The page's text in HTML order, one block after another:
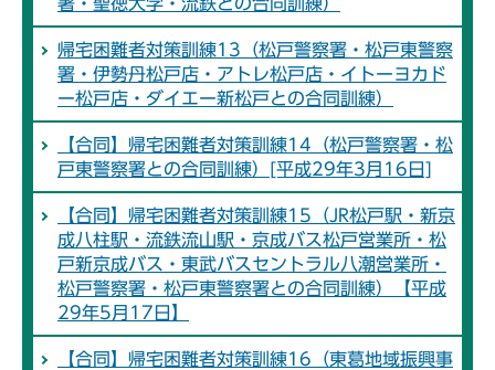
署・聖徳大学・流鉄との合同訓練）
帰宅困難者対策訓練13（松戸警察署・松戸東警察
署・伊勢丹松戸店・アトレ松戸店・イトーヨカド
ー松戸店・ダイエー新松戸との合同訓練）
【合同】帰宅困難者対策訓練14（松戸警察署・松
戸東警察署との合同訓練）[平成29年3月16日]
【合同】帰宅困難者対策訓練15（JR松戸駅・新京
成八柱駅・流鉄流山駅・京成バス松戸営業所・松
戸新京成バス・東武バスセントラル八潮営業所・
松戸警察署・松戸東警察署との合同訓練）【平成
29年5月17日】
【合同】帰宅困難者対策訓練16（東葛地域振興事